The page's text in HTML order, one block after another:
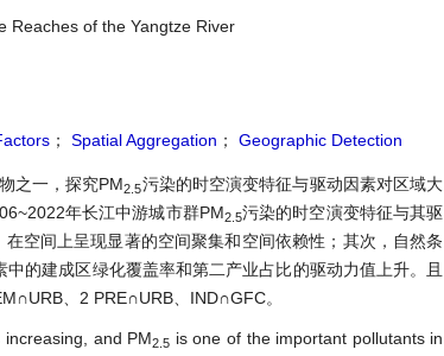
Reaches of the Yangtze River
； Spatial Aggregation ； Geographic Detection
之一，探究PM2.5污染的时空演变特征与驱动因素对区域大
年长江中游城市群PM2.5污染的时空演变特征与其驱
空间上呈现显著的空间聚集和空间依赖性；其次，自然条
的建成区绿化覆盖率和第二产业占比的驱动力值上升。且
、2 PRE∩URB、IND∩GFC。
and PM2.5 is one of the important pollutants in